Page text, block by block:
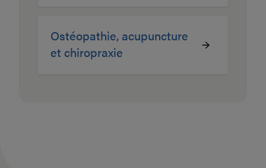
Ostéopathie, acupuncture
et chiropraxie